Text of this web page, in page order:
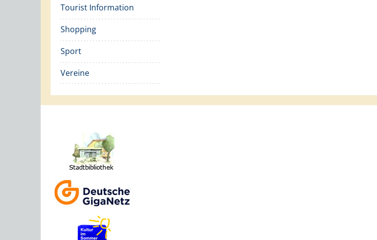
Tourist Information
Shopping
Sport
Vereine